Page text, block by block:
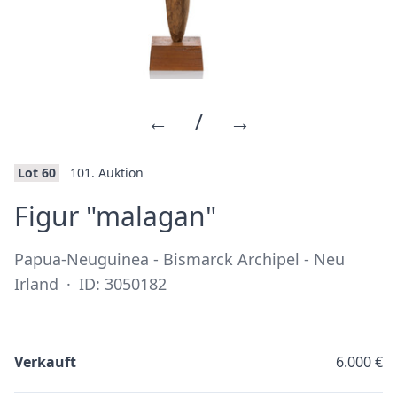
← / →
Lot 60 101. Auktion
Figur "malagan"
Papua-Neuguinea - Bismarck Archipel - Neu
Irland · ID: 3050182
Verkauft 6.000 €